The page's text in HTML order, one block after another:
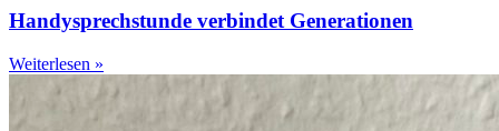
Handysprechstunde verbindet Generationen
Weiterlesen »